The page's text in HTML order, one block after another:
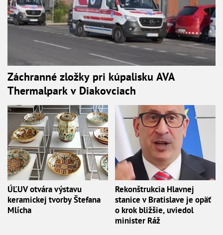
Záchranné zložky pri kúpalisku AVA
Thermalpark v Diakovciach
ÚĽUV otvára výstavu
keramickej tvorby Štefana
Mlícha
Rekonštrukcia Hlavnej
stanice v Bratislave je opäť
o krok bližšie, uviedol
minister Ráž